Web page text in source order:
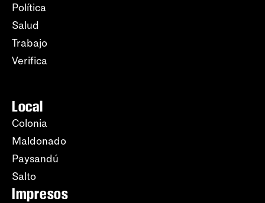
Política
Salud
Trabajo
Verifica
Local
Colonia
Maldonado
Paysandú
Salto
Impresos